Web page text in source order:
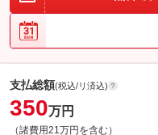
支払総額(税込/リ済込)
350万円
（諸費用21万円を含む）